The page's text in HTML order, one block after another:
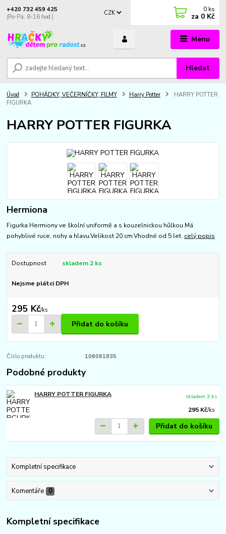
Menu
CZK
Hledat
+420 732 459 425
(Po-Pá, 8-16 hod.)
0 ks
za 0 Kč
Úvod POHÁDKY, VEČERNÍČKY, FILMY Harry Potter
HARRY POTTER
FIGURKA
HARRY POTTER FIGURKA
Hermiona
Figurka Hermiony ve školní uniformě a s kouzelnickou hůlkou.Má
pohyblivé ruce, nohy a hlavu.Velikost 20 cm.Vhodné od 5 let. celý popis
Dostupnost skladem 2 ks
Nejsme plátci DPH
295 Kč/ks
Přidat do košíku
Číslo produktu: 106061835
Podobné produkty
HARRY POTTER FIGURKA
295 Kč/ks
skladem 3 ks
Přidat do košíku
Kompletní specifikace
Komentáře 0
Kompletní specifikace